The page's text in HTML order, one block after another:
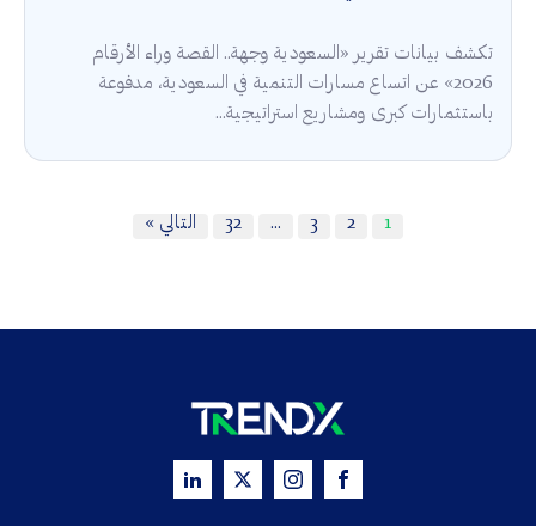
تكشف بيانات تقرير «السعودية وجهة.. القصة وراء الأرقام
2026» عن اتساع مسارات التنمية في السعودية، مدفوعة
باستثمارات كبرى ومشاريع استراتيجية...
1
2
3
…
32 التالي »